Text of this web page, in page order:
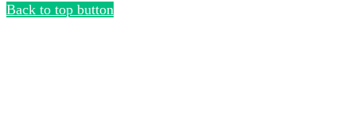
Back to top button